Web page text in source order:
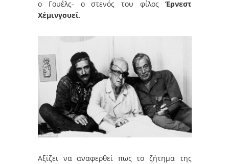
ο Γουέλς- ο στενός του φίλοςΈρνεστ
Χέμινγουεϊ.
Αξίζει να αναφερθεί πως το ζήτημα της